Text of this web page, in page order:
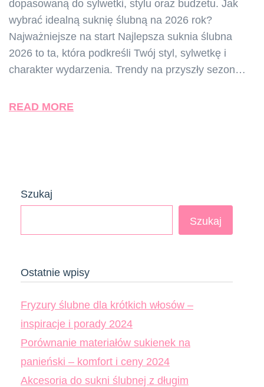
dopasowaną do sylwetki, stylu oraz budżetu. Jak
wybrać idealną suknię ślubną na 2026 rok?
Najważniejsze na start Najlepsza suknia ślubna
2026 to ta, która podkreśli Twój styl, sylwetkę i
charakter wydarzenia. Trendy na przyszły sezon…
READ MORE
Szukaj
Szukaj
Ostatnie wpisy
Fryzury ślubne dla krótkich włosów –
inspiracje i porady 2024
Porównanie materiałów sukienek na
panieński – komfort i ceny 2024
Akcesoria do sukni ślubnej z długim